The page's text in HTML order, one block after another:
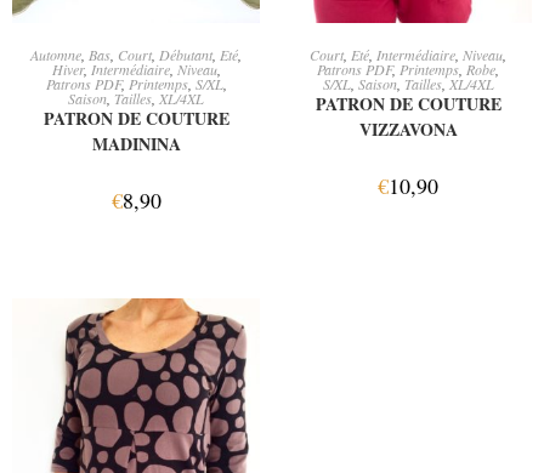
AJOUTER AU PANIER
Automne Bas Court Débutant Eté
Hiver, Intermédiaire, Niveau,
Patrons PDF, Printemps, S/XL,
Saison Tailles XL/4XL
PATRON DE COUTURE
MADININA
€8,90
AJOUTER AU PANIER
Court Eté Intermédiaire Niveau
Patrons PDF, Printemps Robe
S/XL, Saison, Tailles,XL/4XL
PATRON DE COUTURE
VIZZAVONA
€10,90